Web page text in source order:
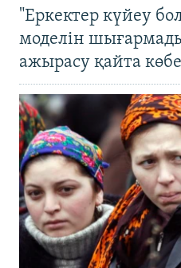
"Еркектер күйеу
моделін
ажырасу қайта